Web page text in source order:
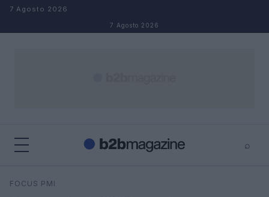
Salta al contenuto
7 Agosto 2026
7 Agosto 2026
⌕
Cerca
FOCUS PMI